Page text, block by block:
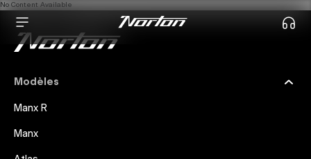
No Content Available
Modèles
Manx R
Manx